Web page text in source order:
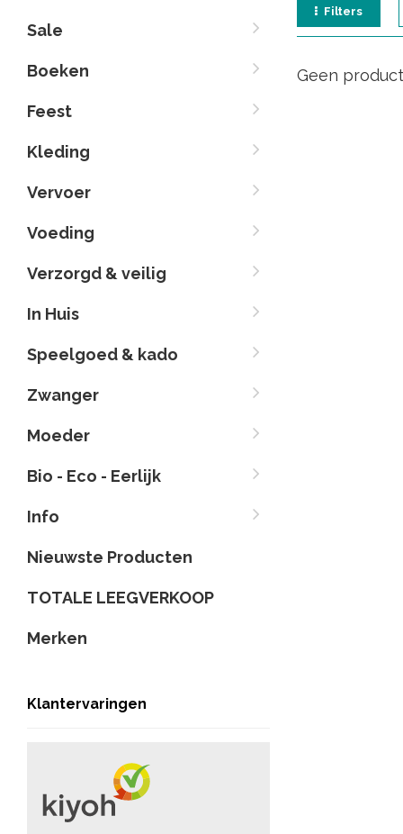
Sale
Boeken
Feest
Kleding
Vervoer
Voeding
Verzorgd & veilig
In Huis
Speelgoed & kado
Zwanger
Moeder
Bio - Eco - Eerlijk
Info
Nieuwste Producten
TOTALE LEEGVERKOOP
Merken
Klantervaringen
Filters
Geen